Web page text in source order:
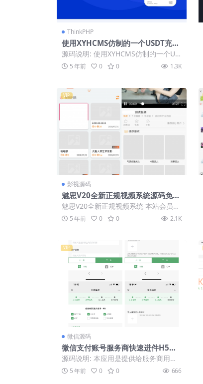
ThinkPHP
使用XYHCMS仿制的一个USDT充提
币接口官网
源码说明: 使用XYHCMS仿制的一个US
DT充提币接口官网 源码截图:
5 年前 0 0 1.3K
VIP
影视源码
魅思V20全新正规视频系统源码免费
下载
魅思V20全新正规视频系统 本站会员花
费三千购入,投稿分享给我了 搭建教程
放压缩...
5 年前 0 0 2.1K
VIP
微信源码
微信支付账号服务商快速进件H5源
码
源码说明: 本应用是提供给服务商用于
帮助客户开通微信支付账号，快速进件
的功能。 ...
5 年前 0 0 666